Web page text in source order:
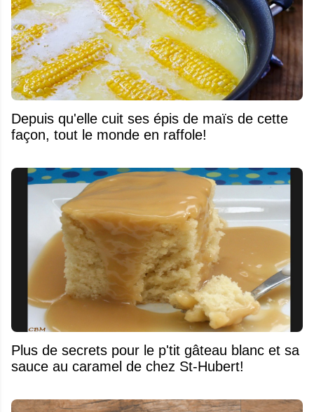
Depuis qu'elle cuit ses épis de maïs de cette
façon, tout le monde en raffole!
Plus de secrets pour le p'tit gâteau blanc et sa
sauce au caramel de chez St-Hubert!